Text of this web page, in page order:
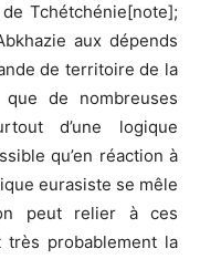
Tchétchénie[note];
aux dépends
de territoire de la
de nombreuses
d’une logique
qu’en réaction à
eurasiste se mêle
peut relier à ces
très probablement la